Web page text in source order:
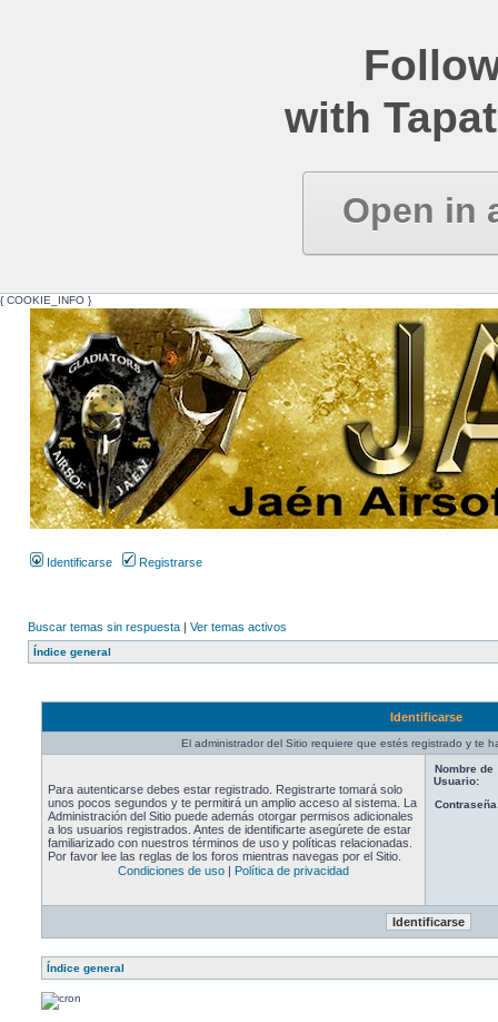
with
Open in
{ COOKIE_INFO }
Identificarse Registrarse
Buscar temas sin respuesta | Ver temas activos
Índice general
Identificarse
El administrador del Sitio requiere que estés registrado y te
Para autenticarse debes estar registrado. Registrarte tomará solo
unos pocos segundos y te permitirá un amplio acceso al sistema. La
Administración del Sitio puede además otorgar permisos adicionales
a los usuarios registrados. Antes de identificarte asegúrete de estar
familiarizado con nuestros términos de uso y políticas relacionadas.
Por favor lee las reglas de los foros mientras navegas por el Sitio.
Condiciones de uso | Política de privacidad
Nombre de
Usuario:
Índice general